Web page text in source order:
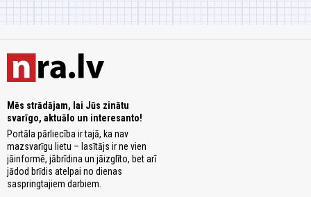
Mēs strādājam, lai Jūs zinātu
svarīgo, aktuālo un interesanto!
Portāla pārliecība ir tajā, ka nav
mazsvarīgu lietu – lasītājs ir ne vien
jāinformē, jābrīdina un jāizglīto, bet arī
jādod brīdis atelpai no dienas
saspringtajiem darbiem.